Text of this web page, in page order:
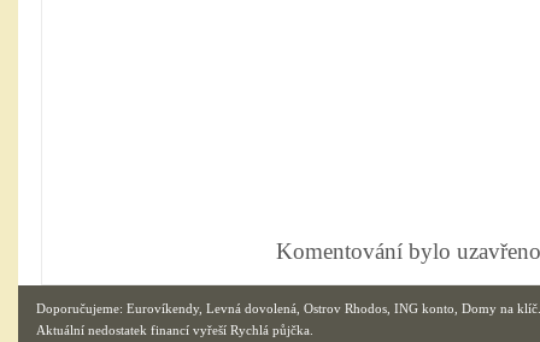
Komentování bylo
Doporučujeme: Eurovíkendy, Levná dovolená Ostrov Rhodos ING konto Domy na klíč
Aktuální nedostatek financí vyřeší Rychlá půjčka